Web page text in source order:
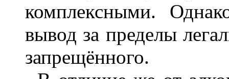
комплексными.
вывод за пределы
запрещённого.